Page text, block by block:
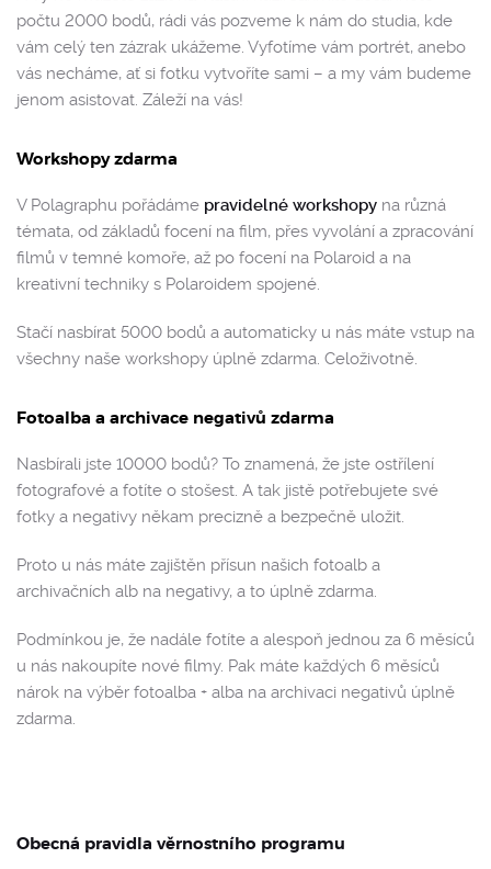
počtu 2000 bodů, rádi vás pozveme k nám do studia, kde
vám celý ten zázrak ukážeme. Vyfotíme vám portrét, anebo
vás necháme, ať si fotku vytvoříte sami – a my vám budeme
jenom asistovat. Záleží na vás!
Workshopy zdarma
V Polagraphu pořádáme pravidelné workshopy na různá
témata, od základů focení na film, přes vyvolání a zpracování
filmů v temné komoře, až po focení na Polaroid a na
kreativní techniky s Polaroidem spojené.
Stačí nasbírat 5000 bodů a automaticky u nás máte vstup na
všechny naše workshopy úplně zdarma. Celoživotně.
Fotoalba a archivace negativů zdarma
Nasbírali jste 10000 bodů? To znamená, že jste ostřílení
fotografové a fotíte o stošest. A tak jistě potřebujete své
fotky a negativy někam precizně a bezpečně uložit.
Proto u nás máte zajištěn přísun našich fotoalb a
archivačních alb na negativy, a to úplně zdarma.
Podmínkou je, že nadále fotíte a alespoň jednou za 6 měsíců
u nás nakoupíte nové filmy. Pak máte každých 6 měsíců
nárok na výběr fotoalba + alba na archivaci negativů úplně
zdarma.
Obecná pravidla věrnostního programu